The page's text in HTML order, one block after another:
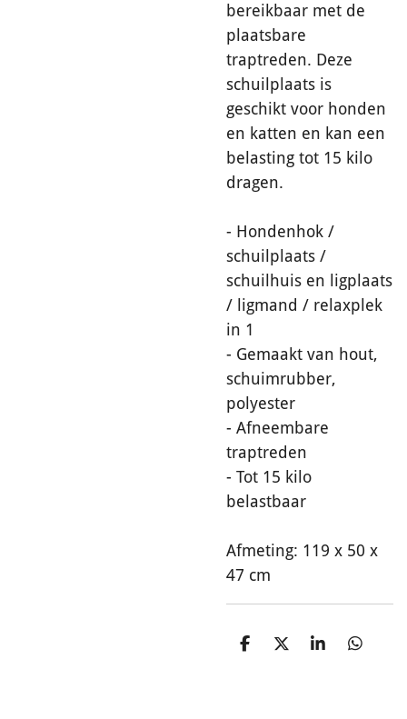
bereikbaar met de
plaatsbare
traptreden. Deze
schuilplaats is
geschikt voor honden
en katten en kan een
belasting tot 15 kilo
dragen.
- Hondenhok /
schuilplaats /
schuilhuis en ligplaats
/ ligmand / relaxplek
in 1
- Gemaakt van hout,
schuimrubber,
polyester
- Afneembare
traptreden
- Tot 15 kilo
belastbaar
Afmeting: 119 x 50 x
47 cm
D
D
S
D